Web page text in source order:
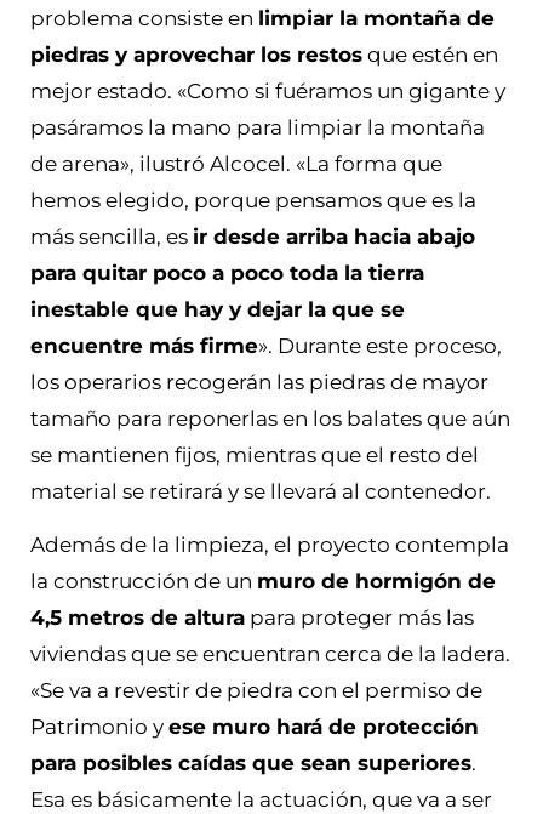
problema consiste en limpiar la montaña de
piedras y aprovechar los restos que estén en
mejor estado. «Como si fuéramos un gigante y
pasáramos la mano para limpiar la montaña
de arena», ilustró Alcocel. «La forma que
hemos elegido, porque pensamos que es la
más sencilla, es ir desde arriba hacia abajo
para quitar poco a poco toda la tierra
inestable que hay y dejar la que se
encuentre más firme». Durante este proceso,
los operarios recogerán las piedras de mayor
tamaño para reponerlas en los balates que aún
se mantienen fijos, mientras que el resto del
material se retirará y se llevará al contenedor.
Además de la limpieza, el proyecto contempla
la construcción de un muro de hormigón de
4,5 metros de altura para proteger más las
viviendas que se encuentran cerca de la ladera.
«Se va a revestir de piedra con el permiso de
Patrimonio y ese muro hará de protección
para posibles caídas que sean superiores.
Esa es básicamente la actuación, que va a ser